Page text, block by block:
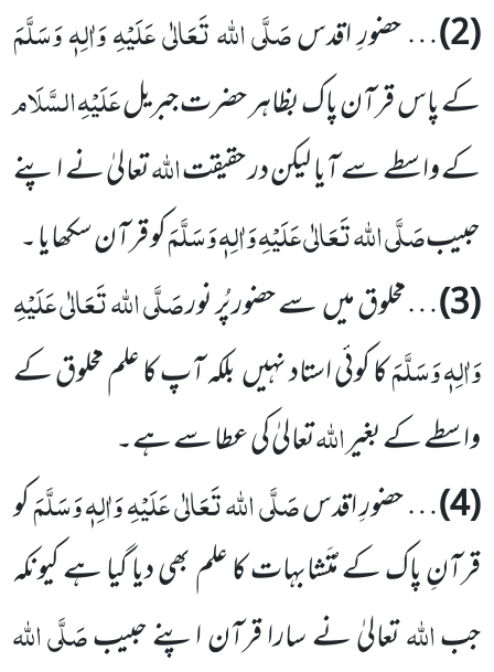
(2) … حضورِ اقدسصَلَّی اللہ تَعَالٰی عَلَیْہِ وَاٰلِہٖ وَسَلَّمَ
کے پاس قرآن پاک بظاہر حضرت جبریلعَلَیْہِالسَّلَام
کے واسطے سے آیا لیکن در حقیقتاللہتعالیٰ نے اپنے
حبیبصَلَّی اللہ تَعَالٰی عَلَیْہِ وَاٰلِہٖ وَسَلَّمَکو قرآن سکھایا ۔
(3) …مخلوق میں سے حضور پُر نورصَلَّی اللہ تَعَالٰی عَلَیْہِ
وَاٰلِہٖ وَسَلَّمَکا کوئی استاد نہیں بلکہ آپ کا علم مخلوق کے
واسطے کے بغیراللہتعالیٰ کی عطا سے ہے۔
(4) … حضورِ اقدسصَلَّی اللہ تَعَالٰی عَلَیْہِ وَاٰلِہٖ وَسَلَّمَکو
قرآنِ پاک کے مُتَشابہات کا علم بھی دیا گیا ہے کیونکہ
جباللہتعالیٰ نے سارا قرآن اپنے حبیبصَلَّی اللہ